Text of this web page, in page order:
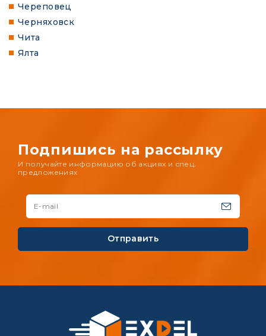
Череповец
Черняховск
Чита
Ялта
Подпишись на рассылку
И получайте информацию об акциях и спец.
предложениях
Отправить